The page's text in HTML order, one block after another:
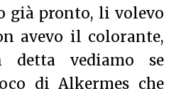
già pronto, li volevo
avevo il colorante,
vediamo se
di Alkermes che